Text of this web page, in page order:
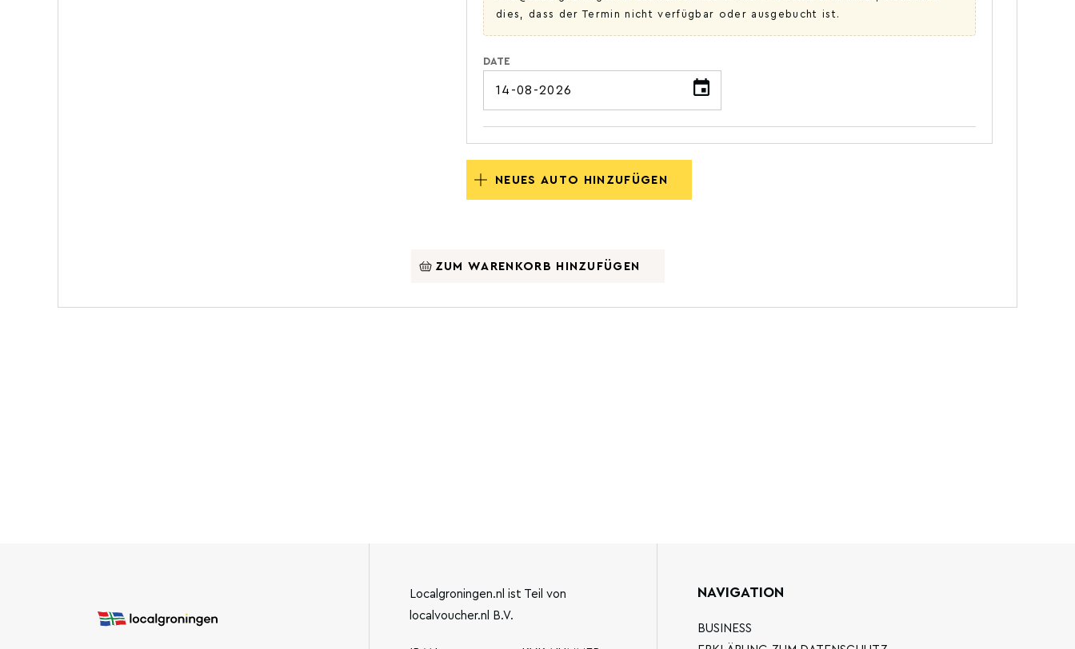
dies, dass der Termin nicht verfügbar oder ausgebucht ist.
DATE
NEUES AUTO HINZUFÜGEN
ZUM WARENKORB HINZUFÜGEN
Localgroningen.nl ist Teil von
localvoucher.nl B.V.
NAVIGATION
BUSINESS